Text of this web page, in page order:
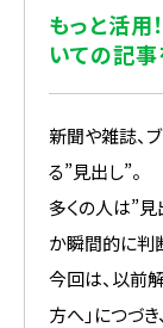
もっと活用
いての記事
新聞や雑誌、
る”見出し”。
多くの人は”
か瞬間的に判
今回は、以前
方へ」につづ